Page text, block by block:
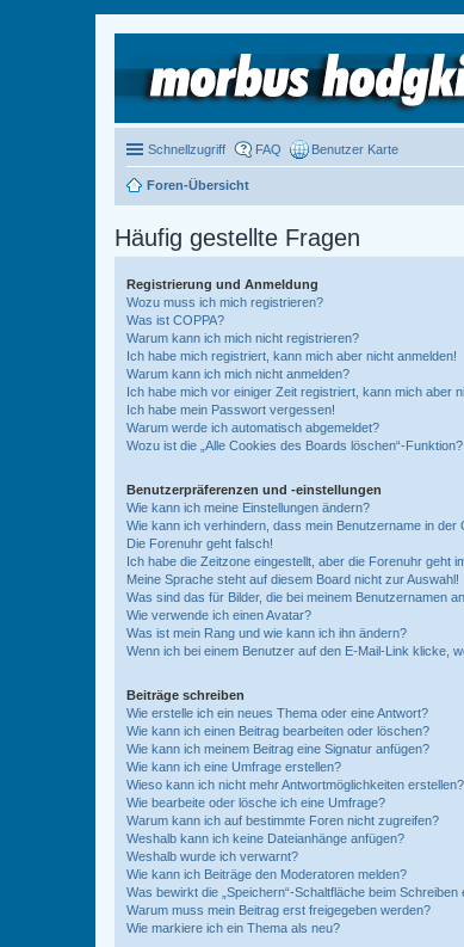
Schnellzugriff FAQ Benutzer Karte
Foren-Übersicht
Häufig gestellte Fragen
Registrierung und Anmeldung
Wozu muss ich mich registrieren?
Was ist COPPA?
Warum kann ich mich nicht registrieren?
Ich habe mich registriert, kann mich aber nicht anmelden!
Warum kann ich mich nicht anmelden?
Ich habe mich vor einiger Zeit registriert, kann mich aber
Ich habe mein Passwort vergessen!
Warum werde ich automatisch abgemeldet?
Wozu ist die „Alle Cookies des Boards löschen“-Funktion?
Benutzerpräferenzen und -einstellungen
Wie kann ich meine Einstellungen ändern?
Wie kann ich verhindern, dass mein Benutzername in der
Die Forenuhr geht falsch!
Ich habe die Zeitzone eingestellt, aber die Forenuhr geht
Meine Sprache steht auf diesem Board nicht zur Auswahl!
Was sind das für Bilder, die bei meinem Benutzernamen
Wie verwende ich einen Avatar?
Was ist mein Rang und wie kann ich ihn ändern?
Wenn ich bei einem Benutzer auf den E-Mail-Link klicke,
Beiträge schreiben
Wie erstelle ich ein neues Thema oder eine Antwort?
Wie kann ich einen Beitrag bearbeiten oder löschen?
Wie kann ich meinem Beitrag eine Signatur anfügen?
Wie kann ich eine Umfrage erstellen?
Wieso kann ich nicht mehr Antwortmöglichkeiten erstellen?
Wie bearbeite oder lösche ich eine Umfrage?
Warum kann ich auf bestimmte Foren nicht zugreifen?
Weshalb kann ich keine Dateianhänge anfügen?
Weshalb wurde ich verwarnt?
Wie kann ich Beiträge den Moderatoren melden?
Was bewirkt die „Speichern“-Schaltfläche beim Schreiben
Warum muss mein Beitrag erst freigegeben werden?
Wie markiere ich ein Thema als neu?